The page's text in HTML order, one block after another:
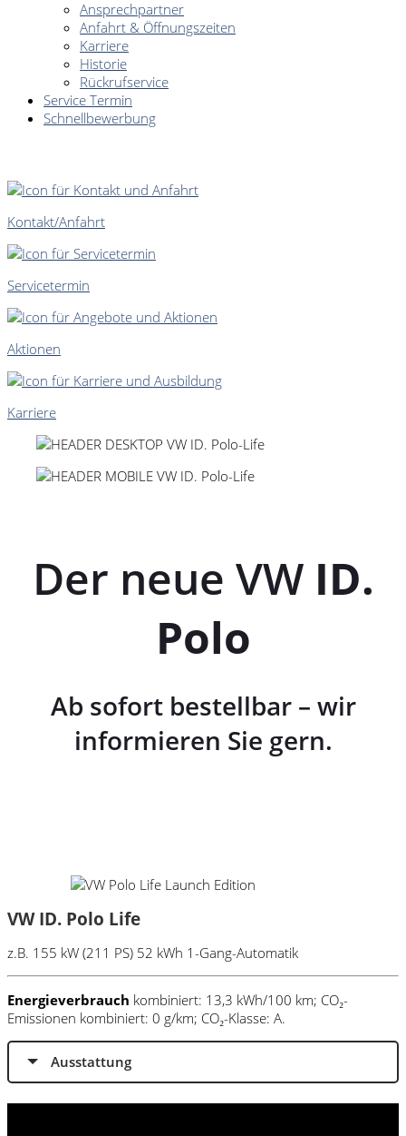
Ansprechpartner
Anfahrt & Öffnungszeiten
Karriere
Historie
Rückrufservice
Service Termin
Schnellbewerbung
Kontakt/Anfahrt
Servicetermin
Aktionen
Karriere
Der neue VW ID.
Polo
Ab sofort bestellbar – wir
informieren Sie gern.
VW ID. Polo Life
z.B. 155 kW (211 PS) 52 kWh 1-Gang-Automatik
Energieverbrauch kombiniert: 13,3 kWh/100 km; CO₂-
Emissionen kombiniert: 0 g/km; CO₂-Klasse: A.
Ausstattung